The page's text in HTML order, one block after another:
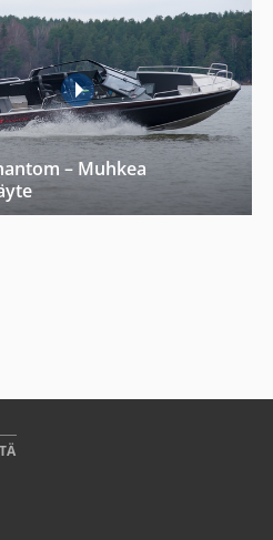
– Muhkea